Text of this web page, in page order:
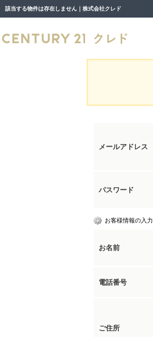
該当する物件は存在しません｜株式会社クレド
メールアドレス
パスワード
お客様情報の入力
お名前
電話番号
ご住所